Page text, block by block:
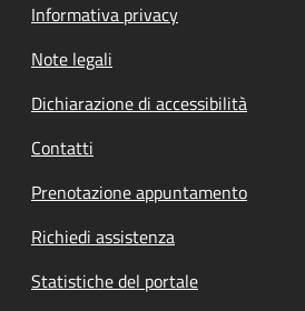
Informativa privacy
Note legali
Dichiarazione di accessibilità
Contatti
Prenotazione appuntamento
Richiedi assistenza
Statistiche del portale